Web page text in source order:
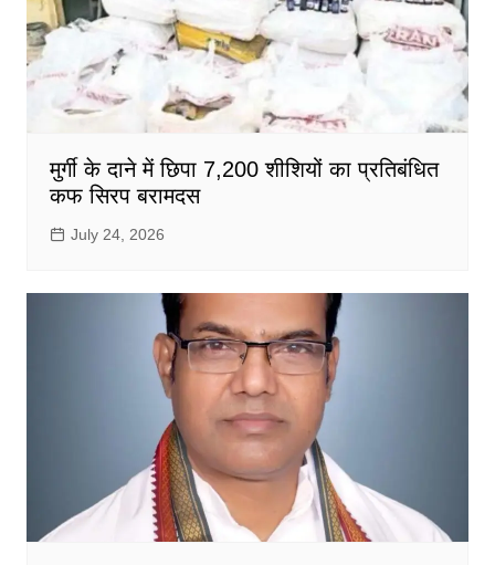
मुर्गी के दाने में छिपा 7,200 शीशियों का प्रतिबंधित
कफ सिरप बरामदस
July 24, 2026